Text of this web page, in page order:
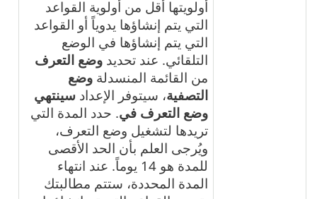
أولويتها أقل من أولوية القواعد
التي يتم إنشاؤها يدوياً أو القواعد
التي يتم إنشاؤها في الوضع
التلقائي. عند تحديد وضع التعرف
من القائمة المنسدلة وضع
التصفية، سيتوفر الإعداد سينتهي
وضع التعرف في. حدد المدة التي
تريدها لتشغيل وضع التعرف،
ويُرجى العلم بأن الحد الأقصى
للمدة هو 14 يوماً. عند انتهاء
المدة المحددة، ستتم مطالبتك